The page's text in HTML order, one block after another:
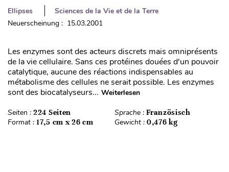
Ellipses
Sciences de la Vie et de la Terre
Neuerscheinung : 15.03.2001
Les enzymes sont des acteurs discrets mais omniprésents
de la vie cellulaire. Sans ces protéines douées d'un pouvoir
catalytique, aucune des réactions indispensables au
métabolisme des cellules ne serait possible. Les enzymes
sont des biocatalyseurs... Weiterlesen
Seiten : 224 Seiten Sprache : Französisch
Format : 17,5 cm x 26 cm Gewicht : 0,476 kg